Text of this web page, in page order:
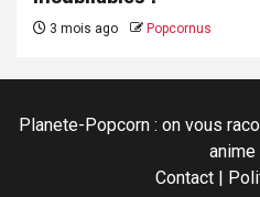
3 mois ago Popcornus
Planete-Popcorn : on vous
Contact|